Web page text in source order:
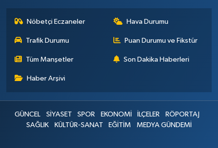
Nöbetçi Eczaneler Hava Durumu
Trafik Durumu Puan Durumu ve Fikstür
Tüm Manşetler Son Dakika Haberleri
Haber Arşivi
GÜNCEL SİYASET SPOR EKONOMİ İLÇELER
RÖPORTAJ
SAĞLIK
KÜLTÜR-SANAT EĞİTİM MEDYA GÜNDEMİ